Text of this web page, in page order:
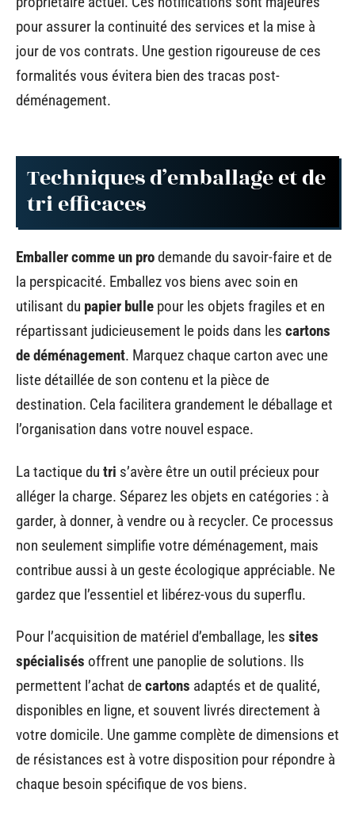
pour assurer la continuité des services et la mise à
jour de vos contrats. Une gestion rigoureuse de ces
formalités vous évitera bien des tracas post-
déménagement.
Techniques d’emballage et de
tri efficaces
Emballer comme un prodemande du savoir-faire et de
la perspicacité. Emballez vos biens avec soin en
utilisant du papier bulle pour les objets fragiles et en
répartissant judicieusement le poids dans les cartons
de déménagement. Marquez chaque carton avec une
liste détaillée de son contenu et la pièce de
destination. Cela facilitera grandement le déballage et
l’organisation dans votre nouvel espace.
La tactique du tri s’avère être un outil précieux pour
alléger la charge. Séparez les objets en catégories : à
garder, à donner, à vendre ou à recycler. Ce processus
non seulement simplifie votre déménagement, mais
contribue aussi à un geste écologique appréciable. Ne
gardez que l’essentiel et libérez-vous du superflu.
Pour l’acquisition de matériel d’emballage, les sites
spécialisés offrent une panoplie de solutions. Ils
permettent l’achat decartons adaptés et de qualité,
disponibles en ligne, et souvent livrés directement à
votre domicile. Une gamme complète de dimensions et
de résistances est à votre disposition pour répondre à
chaque besoin spécifique de vos biens.